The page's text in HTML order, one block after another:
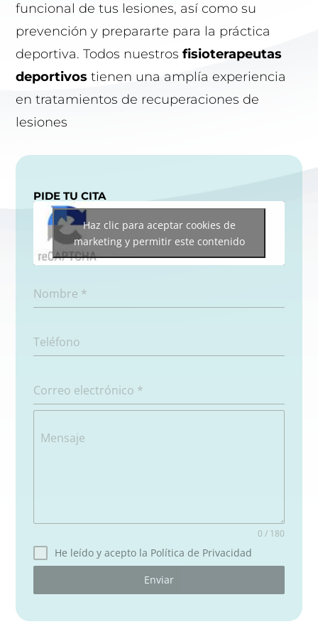
funcional de tus lesiones, así como su
prevención y prepararte para la práctica
deportiva. Todos nuestrosfisioterapeutas
deportivostienen una amplía experiencia
en tratamientos de recuperaciones de
lesiones
PIDE TU CITA
Haz clic para aceptar cookies de
marketing y permitir este contenido
Nombre *
Teléfono
Correo electrónico *
Mensaje
0 / 180
He leído y acepto la Política de Privacidad
Enviar